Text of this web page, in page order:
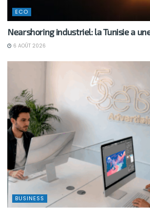
ECO
Nearshoring industriel: la Tunisie a
6 AOÛT 2026
BUSINESS